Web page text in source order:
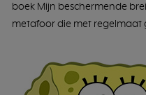
boek Mijn beschermende
metafoor die met regelmaat